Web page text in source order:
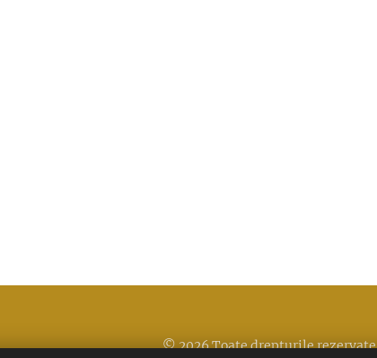
© 2026 Toate drepturile rezervate